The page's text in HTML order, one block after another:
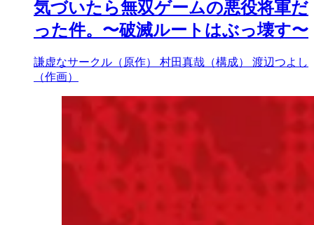
気づいたら無双ゲームの悪役将軍だ
った件。〜破滅ルートはぶっ壊す〜
謙虚なサークル（原作） 村田真哉（構成） 渡辺つよし
（作画）